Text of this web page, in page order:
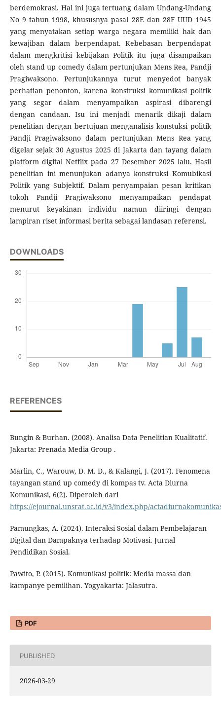
berdemokrasi. Hal ini juga tertuang dalam Undang-Undang
No 9 tahun 1998, khususnya pasal 28E dan 28F UUD 1945
yang menyatakan setiap warga negara memiliki hak dan
kewajiban dalam berpendapat. Kebebasan berpendapat
dalam mengkritisi kebijakan Politik itu juga disampaikan
oleh stand up comedy dalam pertunjukan Mens Rea, Pandji
Pragiwaksono. Pertunjukannya turut menyedot banyak
perhatian penonton, karena konstruksi komunikasi politik
yang segar dalam menyampaikan aspirasi dibarengi
dengan candaan. Isu ini menjadi menarik dikaji dalam
penelitian dengan bertujuan menganalisis konstuksi politik
Pandji Pragiwaksono dalam pertunjukan Mens Rea yang
digelar sejak 30 Agustus 2025 di Jakarta dan tayang dalam
platform digital Netflix pada 27 Desember 2025 lalu. Hasil
penelitian ini menunjukan adanya konstruksi Komubikasi
Politik yang Subjektif. Dalam penyampaian pesan kritikan
tokoh Pandji Pragiwaksono menyampaikan pendapat
menurut keyakinan individu namun diiringi dengan
lampiran riset informasi berita sebagai landasan referensi.
DOWNLOADS
REFERENCES
Bungin & Burhan. (2008). Analisa Data Penelitian Kualitatif.
Jakarta: Prenada Media Group .
Marlin, C., Warouw, D. M. D., & Kalangi, J. (2017). Fenomena
tayangan stand up comedy di kompas tv. Acta Diurna
Komunikasi, 6(2). Diperoleh dari
https://ejournal.unsrat.ac.id/v3/index.php/
Pamungkas, A. (2024). Interaksi Sosial dalam Pembelajaran
Digital dan Dampaknya terhadap Motivasi. Jurnal
Pendidikan Sosial.
Pawito, P. (2015). Komunikasi politik: Media massa dan
kampanye pemilihan. Yogyakarta: Jalasutra.
PDF
PUBLISHED
2026-03-29